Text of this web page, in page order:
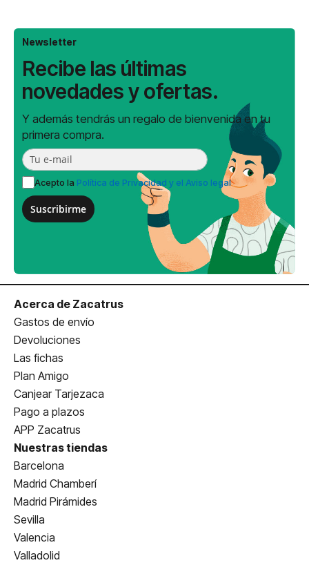
Newsletter
Recibe las últimas
novedades y ofertas.
Y además tendrás un regalo de bienvenida en tu
primera compra.
Acepto la Política de Privacidad y el Aviso legal
Suscribirme
Acerca de Zacatrus
Gastos de envío
Devoluciones
Las fichas
Plan Amigo
Canjear Tarjezaca
Pago a plazos
APP Zacatrus
Nuestras tiendas
Barcelona
Madrid Chamberí
Madrid Pirámides
Sevilla
Valencia
Valladolid